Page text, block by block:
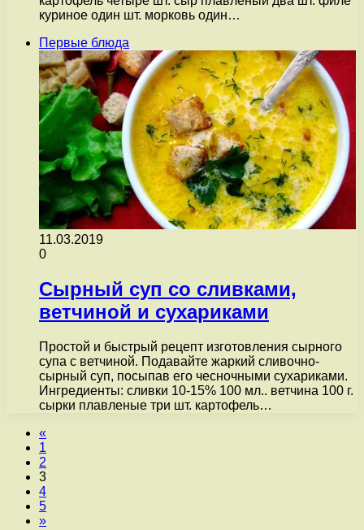
куриное один шт. морковь один…
Первые блюда
11.03.2019
0
Сырный суп со сливками,
ветчиной и сухариками
Простой и быстрый рецепт изготовления сырного
супа с ветчиной. Подавайте жаркий сливочно-
сырный суп, посыпав его чесночными сухариками.
Ингредиенты: сливки 10-15% 100 мл.. ветчина 100 г.
сырки плавленые три шт. картофель…
«
1
2
3
4
5
»